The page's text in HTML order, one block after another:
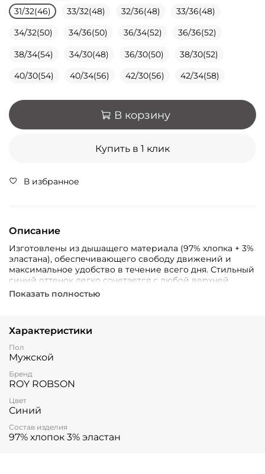
31/32(46) 33/32(48) 32/36(48) 33/36(48)
34/32(50) 34/36(50) 36/34(52) 36/36(52)
38/34(54) 34/30(48) 36/30(50) 38/30(52)
40/30(54) 40/34(56) 42/30(56) 42/34(58)
В корзину
Купить в 1 клик
В избранное
Описание
Изготовлены из дышащего материала (97% хлопка + 3%
эластана), обеспечивающего свободу движений и
максимальное удобство в течение всего дня. Стильный
синий оттенок легко сочетается с любой верхней
одеждой и обувью.
Показать полностью
Характеристики
Пол
Мужской
Бренд
ROY ROBSON
Цвет
Синий
Состав изделия
97% хлопок 3% эластан